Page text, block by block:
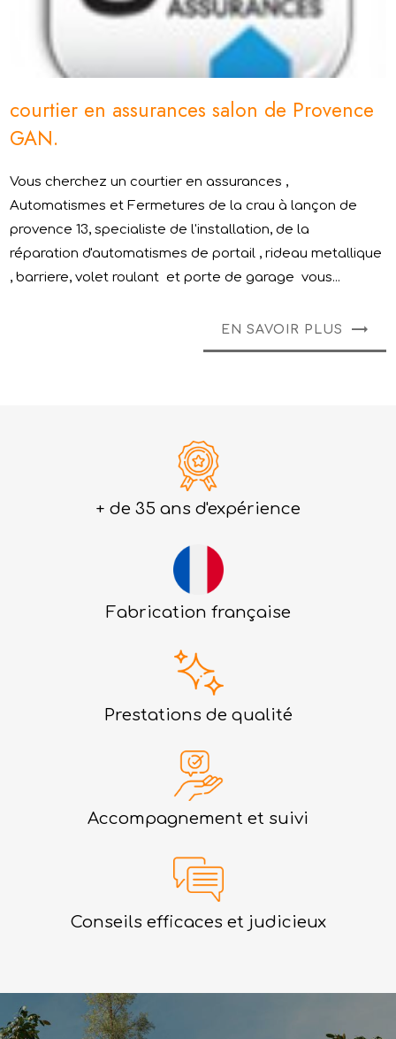
courtier en assurances salon de Provence
GAN.
Vous cherchez un courtier en assurances ,
Automatismes et Fermetures de la crau à lançon de
provence 13, specialiste de l'installation, de la
réparation d'automatismes de portail , rideau metallique
, barriere, volet roulant et porte de garage vous...
EN SAVOIR PLUS
+ de 35 ans d'expérience
Fabrication française
Prestations de qualité
Accompagnement et suivi
Conseils efficaces et judicieux